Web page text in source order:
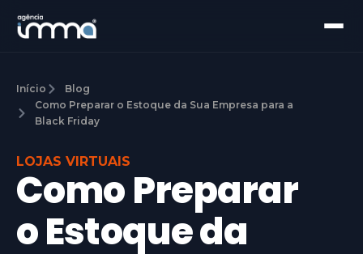
Início
Blog
Como Preparar o Estoque da Sua Empresa para a
Black Friday
LOJAS VIRTUAIS
Como Preparar
o Estoque da